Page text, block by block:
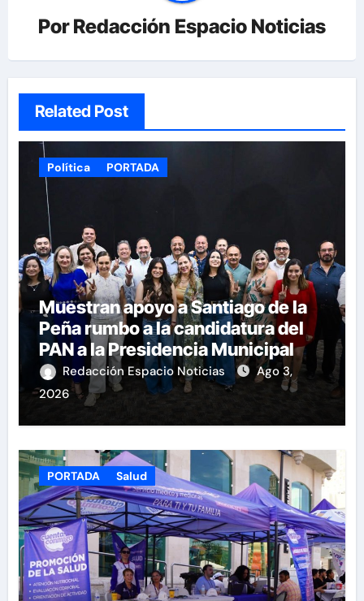
PorRedacción Espacio Noticias
Related Post
Política PORTADA
Muestran apoyo a Santiago de la
Peña rumbo a la candidatura del
PAN a la Presidencia Municipal
Redacción Espacio Noticias
Ago 3,
2026
PORTADA Salud